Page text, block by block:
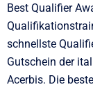
Best Qualifier
schnellste
Gutschein der
Acerbis. Die